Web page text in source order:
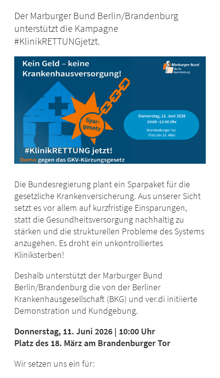
Der Marburger Bund Berlin/Brandenburg
unterstützt die Kampagne
#KlinikRETTUNGjetzt.
Die Bundesregierung plant ein Sparpaket für die
gesetzliche Krankenversicherung. Aus unserer Sicht
setzt es vor allem auf kurzfristige Einsparungen,
statt die Gesundheitsversorgung nachhaltig zu
stärken und die strukturellen Probleme des Systems
anzugehen. Es droht ein unkontrolliertes
Kliniksterben!
Deshalb unterstützt der Marburger Bund
Berlin/Brandenburg die von der Berliner
Krankenhausgesellschaft (BKG) und ver.di initiierte
Demonstration und Kundgebung.
Donnerstag, 11. Juni 2026 | 10:00 Uhr
Platz des 18. März am Brandenburger Tor
Wir setzen uns ein für: